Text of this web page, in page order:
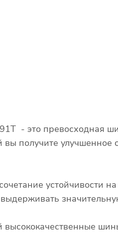
- это превосходная
получите
устойчивости